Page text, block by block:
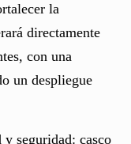
la
directamente
con una
un despliegue
seguridad: casco